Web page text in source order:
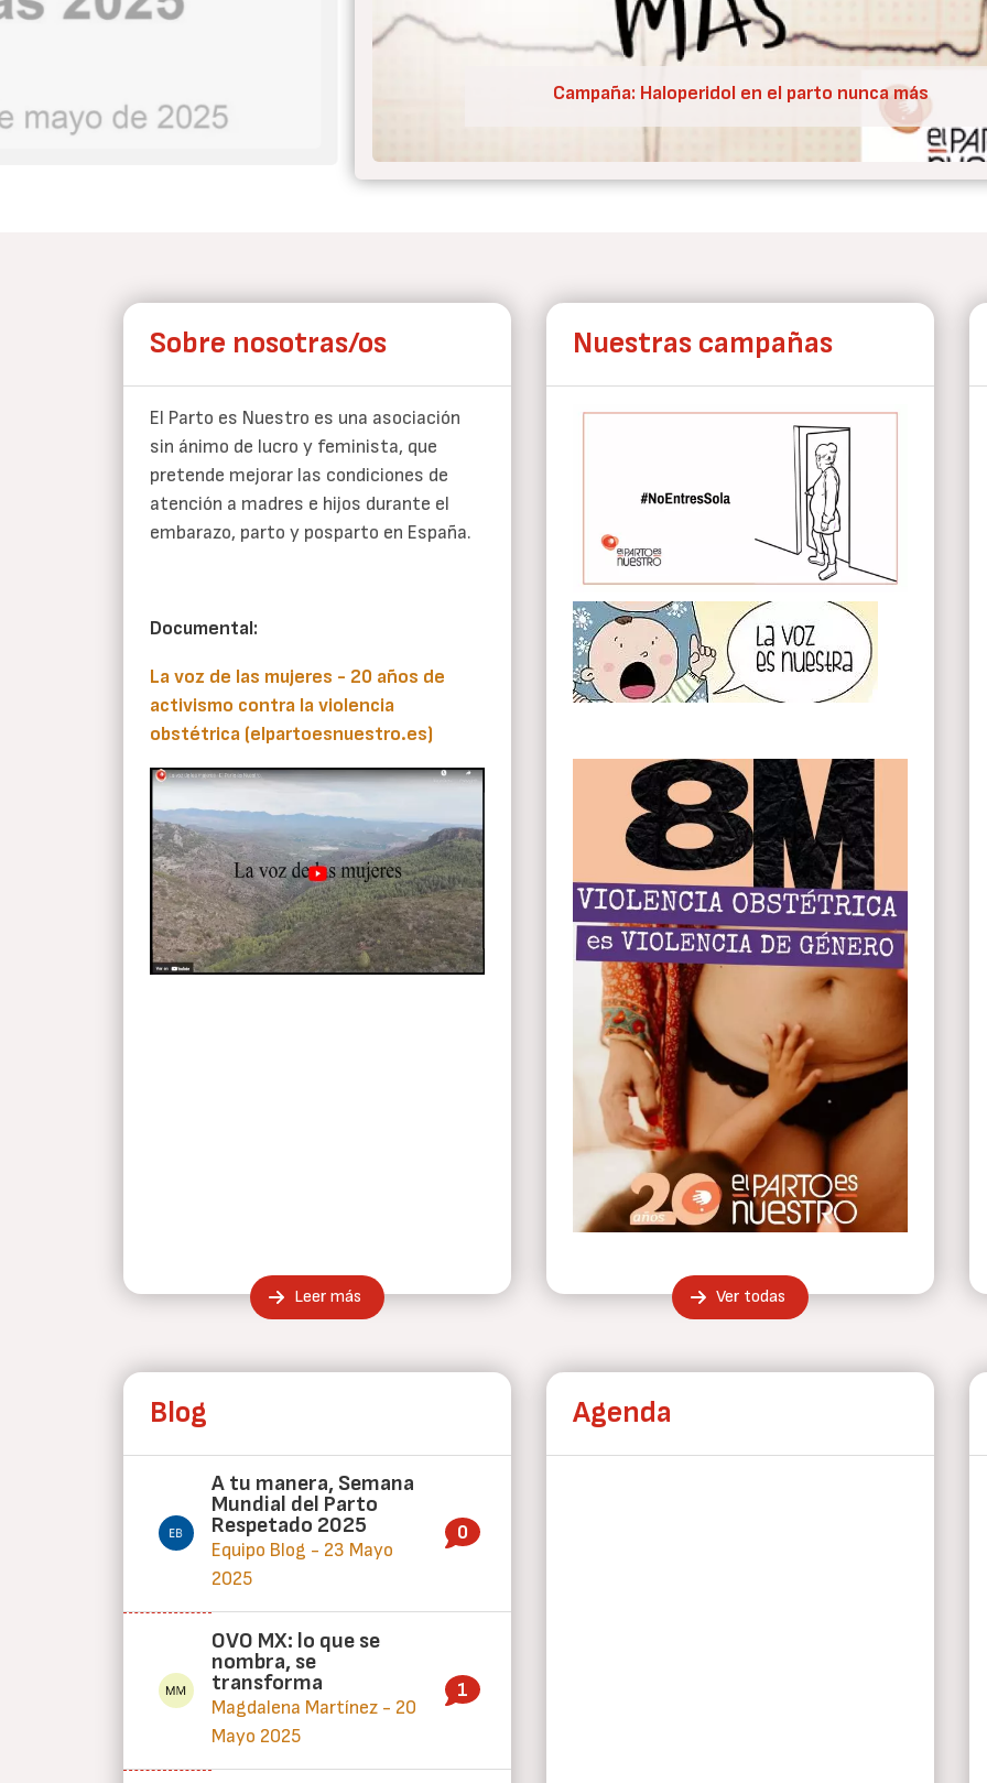
Nueva condena de CEDAW a España por V.O.
Sobre nosotras/os
El Parto es Nuestro es una asociación
sin ánimo de lucro y feminista, que
pretende mejorar las condiciones de
atención a madres e hijos durante el
embarazo, parto y posparto en España.
Documental:
La voz de las mujeres - 20 años de
activismo contra la violencia
obstétrica (elpartoesnuestro.es)
Leer más
Nuestras campañas
Ver todas
Blog
A tu manera, Semana
Mundial del Parto
Respetado 2025
Equipo Blog - 23 Mayo
2025
0
OVO MX: lo que se
nombra, se
transforma
Magdalena Martínez - 20
Mayo 2025
1
Agenda